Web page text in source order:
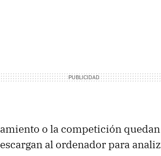
o la competición
al ordenador para